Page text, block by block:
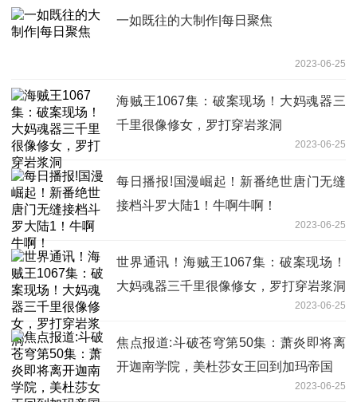
一如既往的大制作|每日聚焦
2023-06-25
海贼王1067集：破案现场！大妈魂器三
千里很像修女，罗打穿岩浆洞
2023-06-25
每日播报!国漫崛起！新番绝世唐门无缝
接档斗罗大陆1！牛啊牛啊！
2023-06-25
世界通讯！海贼王1067集：破案现场！
大妈魂器三千里很像修女，罗打穿岩浆洞
2023-06-25
焦点报道:斗破苍穹第50集：萧炎即将离
开迦南学院，美杜莎女王回到加玛帝国
2023-06-25